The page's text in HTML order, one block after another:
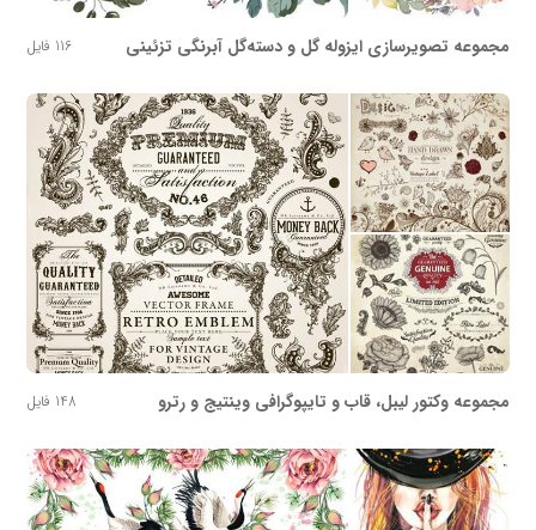
مجموعه تصویرسازی ایزوله گل و دسته‌گل آبرنگی تزئینی 116 فایل
مجموعه وکتور لیبل، قاب و تایپوگرافی وینتیج و رترو 148 فایل